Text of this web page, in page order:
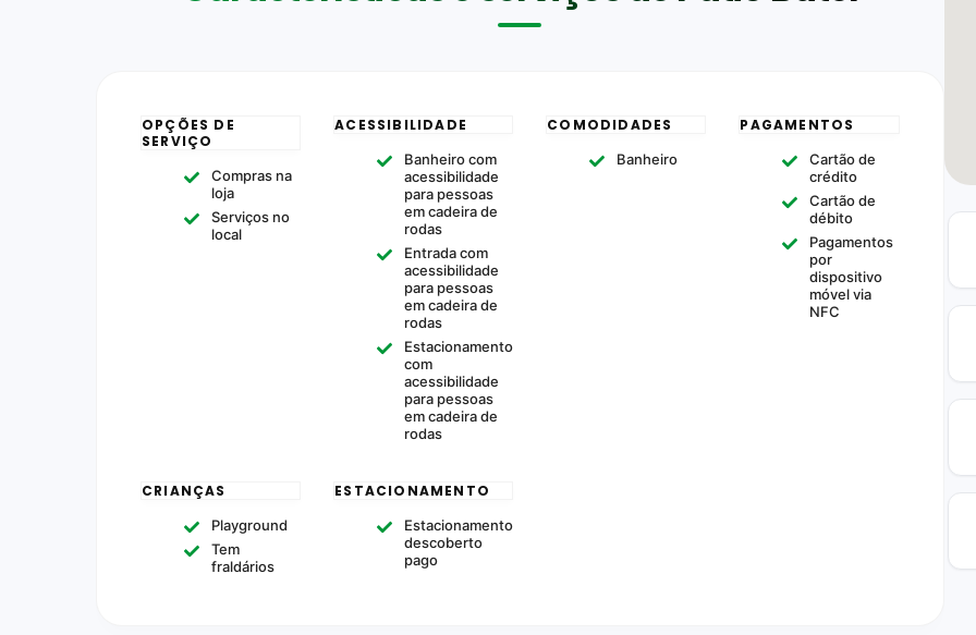
OPÇÕES DE
SERVIÇO
Compras na
loja
Serviços no
local
ACESSIBILIDADE
Banheiro com
acessibilidade
para pessoas
em cadeira de
rodas
Entrada com
acessibilidade
para pessoas
em cadeira de
rodas
Estacionamento
com
acessibilidade
para pessoas
em cadeira de
rodas
COMODIDADES
Banheiro
PAGAMENTOS
Cartão de
crédito
Cartão de
débito
Pagamentos
por
dispositivo
móvel via
NFC
CRIANÇAS
Playground
Tem
fraldários
ESTACIONAMENTO
Estacionamento
descoberto
pago